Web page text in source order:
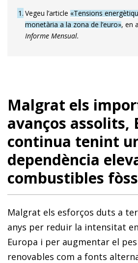
1 Vegeu l’article «Tensions
monetària a la zona de l’euro», en
Informe Mensual.
Malgrat els
avanços assolits,
continua tenint
dependència
combustibles
Malgrat els esforços duts a
anys per reduir la intensitat
Europa i per augmentar el
renovables com a fonts